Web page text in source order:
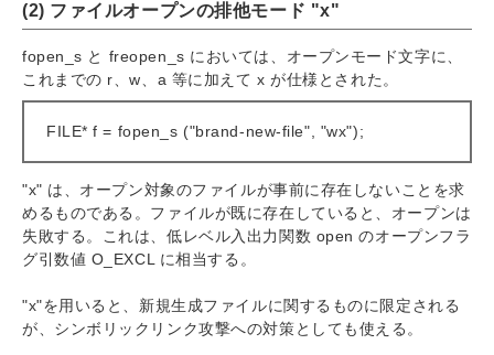
(2) ファイルオープンの排他モード "x"
fopen_s と freopen_s においては、オープンモード文字に、
これまでの r、w、a 等に加えて x が仕様とされた。
FILE* f = fopen_s ("brand-new-file", "wx");
"x" は、オープン対象のファイルが事前に存在しないことを求
めるものである。ファイルが既に存在していると、オープンは
失敗する。これは、低レベル入出力関数 open のオープンフラ
グ引数値 O_EXCL に相当する。
"x"を用いると、新規生成ファイルに関するものに限定される
が、シンボリックリンク攻撃への対策としても使える。